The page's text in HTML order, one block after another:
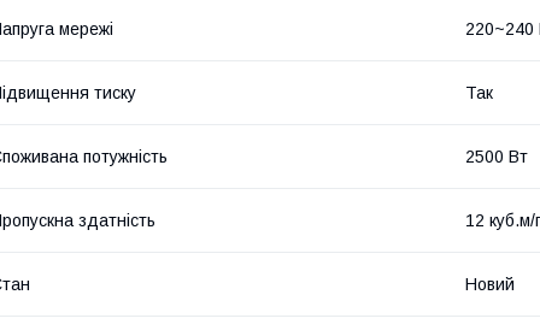
мережі 220~240
тиску Так
потужність 2500 Вт
здатність 12 куб.м/
Новий